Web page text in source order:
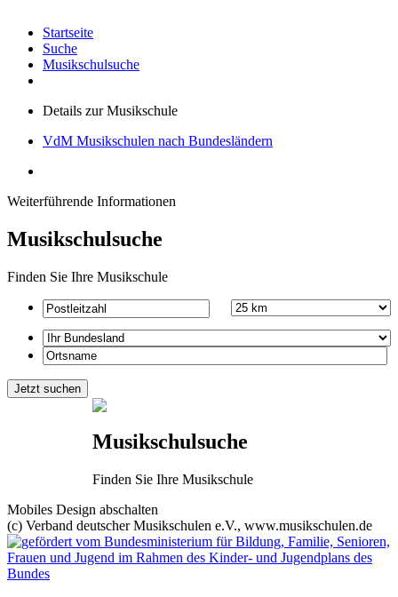
Startseite
Suche
Musikschulsuche
Details zur Musikschule
VdM Musikschulen nach Bundesländern
Weiterführende Informationen
Musikschulsuche
Finden Sie Ihre Musikschule
Musikschulsuche
Finden Sie Ihre Musikschule
Mobiles Design abschalten
(c) Verband deutscher Musikschulen e.V., www.musikschulen.de